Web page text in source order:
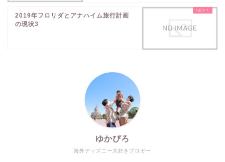
2019年フロリダとアナハイム旅行計画
の現状3
海外ディズニー大好きブロガー
ゆかぴろ